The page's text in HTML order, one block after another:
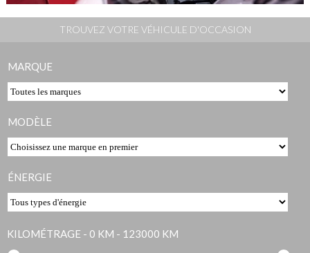
TROUVEZ VOTRE VÉHICULE D'OCCASION
MARQUE
MODÈLE
ÉNERGIE
KILOMÉTRAGE - 0 KM - 123000 KM